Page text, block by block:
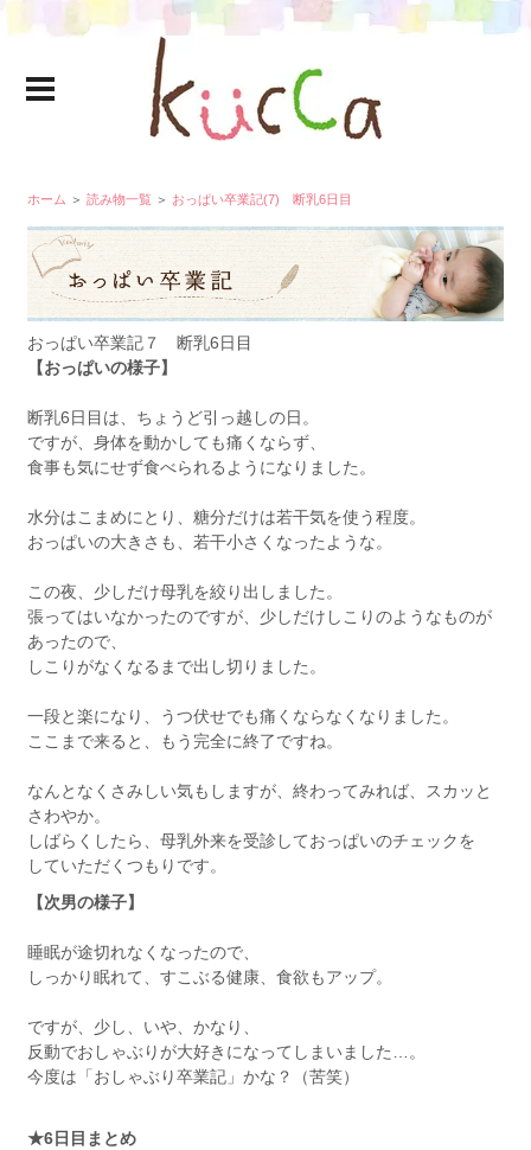
ホーム ＞ 読み物一覧 ＞ おっぱい卒業記(7) 断乳6日目
おっぱい卒業記７ 断乳6日目
【おっぱいの様子】
断乳6日目は、ちょうど引っ越しの日。
ですが、身体を動かしても痛くならず、
食事も気にせず食べられるようになりました。
水分はこまめにとり、糖分だけは若干気を使う程度。
おっぱいの大きさも、若干小さくなったような。
この夜、少しだけ母乳を絞り出しました。
張ってはいなかったのですが、少しだけしこりのようなものが
あったので、
しこりがなくなるまで出し切りました。
一段と楽になり、うつ伏せでも痛くならなくなりました。
ここまで来ると、もう完全に終了ですね。
なんとなくさみしい気もしますが、終わってみれば、スカッと
さわやか。
しばらくしたら、母乳外来を受診しておっぱいのチェックを
していただくつもりです。
【次男の様子】
睡眠が途切れなくなったので、
しっかり眠れて、すこぶる健康、食欲もアップ。
ですが、少し、いや、かなり、
反動でおしゃぶりが大好きになってしまいました…。
今度は「おしゃぶり卒業記」かな？（苦笑）
★6日目まとめ